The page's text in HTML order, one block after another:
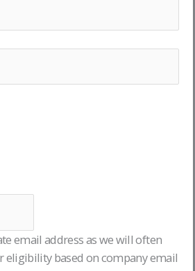
email address as we will often
eligibility based on company email